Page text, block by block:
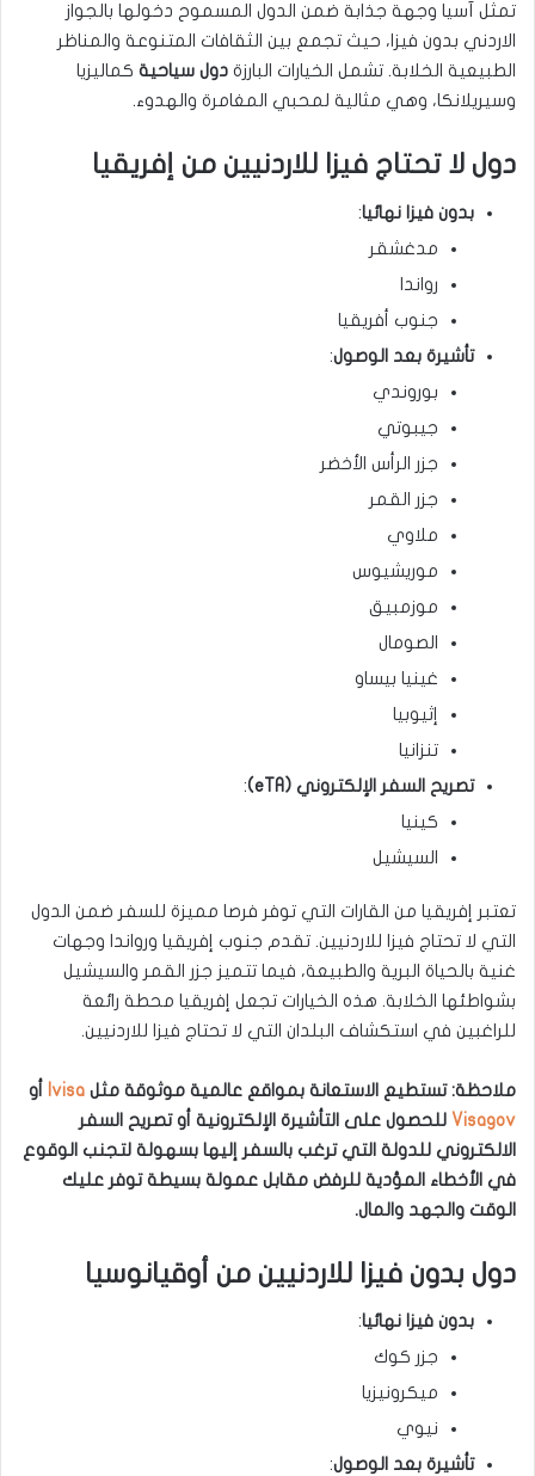
تمثل آسيا وجهة جذابة ضمن الدول المسموح دخولها بالجواز
الاردني بدون فيزا، حيث تجمع بين الثقافات المتنوعة والمناظر
الطبيعية الخلابة. تشمل الخيارات البارزة دول سياحية كماليزيا
وسيريلانكا، وهي مثالية لمحبي المغامرة والهدوء.
دول لا تحتاج فيزا للاردنيين من إفريقيا
بدون فيزا نهائيا:
مدغشقر
رواندا
جنوب أفريقيا
تأشيرة بعد الوصول:
بوروندي
جيبوتي
جزر الرأس الأخضر
جزر القمر
ملاوي
موريشيوس
موزمبيق
الصومال
غينيا بيساو
إثيوبيا
تنزانيا
تصريح السفر الإلكتروني (eTA)
:
كينيا
السيشيل
تعتبر إفريقيا من القارات التي توفر فرصا مميزة للسفر ضمن الدول
التي لا تحتاج فيزا للاردنيين. تقدم جنوب إفريقيا ورواندا وجهات
غنية بالحياة البرية والطبيعة، فيما تتميز جزر القمر والسيشيل
بشواطئها الخلابة. هذه الخيارات تجعل إفريقيا محطة رائعة
للراغبين في استكشاف البلدان التي لا تحتاج فيزا للاردنيين.
ملاحظة: تستطيع الاستعانة بمواقع عالمية موثوقة مثل Ivisa
أو
Visagov للحصول على التأشيرة الإلكترونية أو تصريح السفر
الالكتروني للدولة التي ترغب بالسفر إليها بسهولة لتجنب الوقوع
في الأخطاء المؤدية للرفض مقابل عمولة بسيطة توفر عليك
الوقت والجهد والمال.
دول بدون فيزا للاردنيين من أوقيانوسيا
بدون فيزا نهائيا:
جزر كوك
ميكرونيزيا
نيوي
تأشيرة بعد الوصول: